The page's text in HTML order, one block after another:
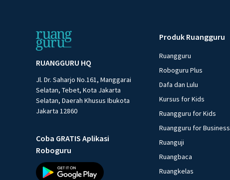
RUANGGURU HQ
Jl. Dr. Saharjo No.161, Manggarai
Selatan, Tebet, Kota Jakarta
Selatan, Daerah Khusus Ibukota
Jakarta 12860
Coba GRATIS Aplikasi
Roboguru
Produk Ruangguru
Ruangguru
Roboguru Plus
Dafa dan Lulu
Kursus for Kids
Ruangguru for Kids
Ruangguru for Business
Ruanguji
Ruangbaca
Ruangkelas